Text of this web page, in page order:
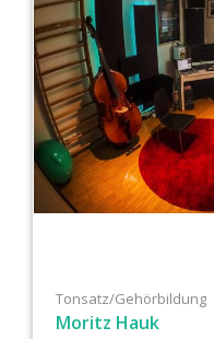
Tonsatz/Gehörbildung
Moritz Hauk